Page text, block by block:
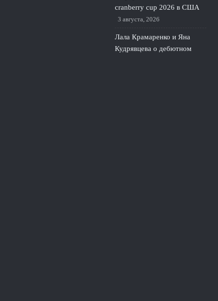
cranberry cup 2026 в США
3 августа, 2026
Лала Крамаренко и Яна
Кудрявцева о дебютном